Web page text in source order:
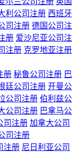
利公司注册 西班牙
司注册 德国公司注
册 爱沙尼亚公司注
注册 克罗地亚注册
册 秘鲁公司注册 巴
廷公司注册 开曼公
公司注册 伯利兹公
公司注册 巴拿马公
司注册 加拿大公司
司注册
注册 尼日利亚公司